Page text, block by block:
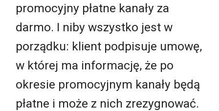
promocyjny płatne kanały za
darmo. I niby wszystko jest w
porządku: klient podpisuje umowę,
w której ma informację, że po
okresie promocyjnym kanały będą
płatne i może z nich zrezygnować.